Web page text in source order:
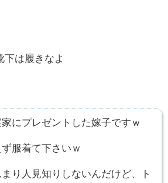
下は履きなよ
にプレゼントした嫁子ですｗ
服着て下さいｗ
り人見知りしないんだけど、ト